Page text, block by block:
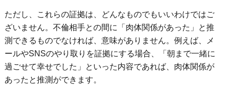
ただし、これらの証拠は、どんなものでもいいわけではご
ざいません。不倫相手との間に「肉体関係があった」と推
測できるものでなければ、意味がありません。 例えば、メ
ールやSNSのやり取りを証拠にする場合、「朝まで一緒に
過ごせて幸せでした」といった内容であれば、肉体関係が
あったと推測ができます。